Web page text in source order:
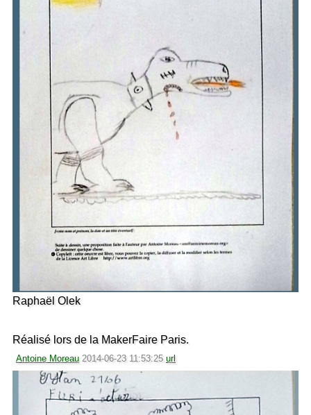
Raphaël Olek
Réalisé lors de la MakerFaire Paris.
Antoine Moreau 2014-06-23 11:53:25 url